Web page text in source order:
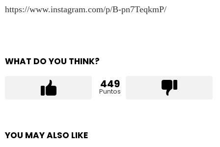
https://www.instagram.com/p/B-pn7TeqkmP/
WHAT DO YOU THINK?
449
Puntos
YOU MAY ALSO LIKE